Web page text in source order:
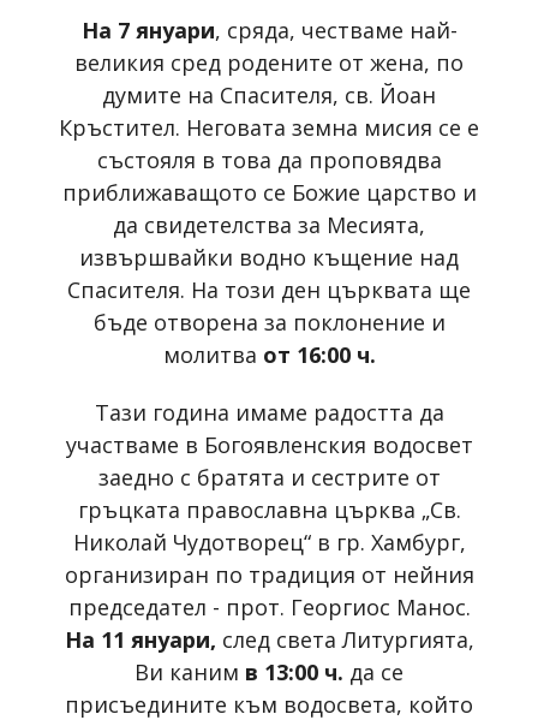
На 7 януари, сряда, честваме най-
великия сред родените от жена, по
думите на Спасителя, св. Йоан
Кръстител. Неговата земна мисия се е
състояля в това да проповядва
приближаващото се Божие царство и
да свидетелства за Месията,
извършвайки водно къщение над
Спасителя. На този ден църквата ще
бъде отворена за поклонение и
молитва от 16:00 ч.
Тази година имаме радостта да
участваме в Богоявленския водосвет
заедно с братята и сестрите от
гръцката православна църква „Св.
Николай Чудотворец“ в гр. Хамбург,
организиран по традиция от нейния
председател - прот. Георгиос Манос.
На 11 януари, след света Литургията,
Ви каним в 13:00 ч. да се
присъедините към водосвета, който